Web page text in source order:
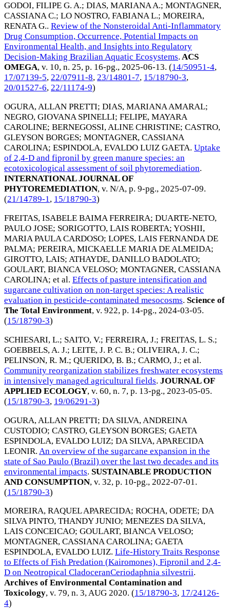
GODOI, FILIPE G. A.; DIAS, MARIANA A.; MONTAGNER,
CASSIANA C.; LO NOSTRO, FABIANA L.; MOREIRA,
RENATA G.. Review of the Nonsteroidal Anti-Inflammatory
Drug Consumption, Occurrence, Potential Impacts on
Environmental Health, and Insights into Regulatory
Decision-Making Brazilian Aquatic Ecosystems. ACS
OMEGA, v. 10, n. 25, p. 16-pg., 2025-06-13. (14/50951-4,
17/07139-5, 22/07911-8, 23/14801-7, 15/18790-3,
20/01527-6, 22/11174-9)
OGURA, ALLAN PRETTI; DIAS, MARIANA AMARAL;
NEGRO, GIOVANA SPINELLI; FELIPE, MAYARA
CAROLINE; BERNEGOSSI, ALINE CHRISTINE; CASTRO,
GLEYSON BORGES; MONTAGNER, CASSIANA
CAROLINA; ESPINDOLA, EVALDO LUIZ GAETA. Uptake
of 2,4-D and fipronil by green manure species: an
ecotoxicological assessment of soil phytoremediation.
INTERNATIONAL JOURNAL OF
PHYTOREMEDIATION, v. N/A, p. 9-pg., 2025-07-09.
(21/14789-1, 15/18790-3)
FREITAS, ISABELE BAIMA FERREIRA; DUARTE-NETO,
PAULO JOSE; SORIGOTTO, LAIS ROBERTA; YOSHII,
MARIA PAULA CARDOSO; LOPES, LAIS FERNANDA DE
PALMA; PEREIRA, MICKAELLE MARIA DE ALMEIDA;
GIROTTO, LAIS; ATHAYDE, DANILLO BADOLATO;
GOULART, BIANCA VELOSO; MONTAGNER, CASSIANA
CAROLINA; et al. Effects of pasture intensification and
sugarcane cultivation on non-target species: A realistic
evaluation in pesticide-contaminated mesocosms. Science of
The Total Environment, v. 922, p. 14-pg., 2024-03-05.
(15/18790-3)
SCHIESARI, L.; SAITO, V.; FERREIRA, J.; FREITAS, L. S.;
GOEBBELS, A. J.; LEITE, J. P. C. B.; OLIVEIRA, J. C.;
PELINSON, R. M.; QUERIDO, B. B.; CARMO, J.; et al.
Community reorganization stabilizes freshwater ecosystems
in intensively managed agricultural fields. JOURNAL OF
APPLIED ECOLOGY, v. 60, n. 7, p. 13-pg., 2023-05-05.
(15/18790-3, 19/06291-3)
OGURA, ALLAN PRETTI; DA SILVA, ANDREINA
CUSTODIO; CASTRO, GLEYSON BORGES; GAETA
ESPINDOLA, EVALDO LUIZ; DA SILVA, APARECIDA
LEONIR. An overview of the sugarcane expansion in the
state of Sao Paulo (Brazil) over the last two decades and its
environmental impacts. SUSTAINABLE PRODUCTION
AND CONSUMPTION, v. 32, p. 10-pg., 2022-07-01 .
(15/18790-3)
MOREIRA, RAQUEL APARECIDA; ROCHA, ODETE; DA
SILVA PINTO, THANDY JUNIO; MENEZES DA SILVA,
LAIS CONCEICAO; GOULART, BIANCA VELOSO;
MONTAGNER, CASSIANA CAROLINA; GAETA
ESPINDOLA, EVALDO LUIZ. Life-History Traits Response
to Effects of Fish Predation (Kairomones), Fipronil and 2,4-
D on Neotropical CladoceranCeriodaphnia silvestrii.
Archives of Environmental Contamination and
Toxicology, v. 79, n. 3,AUG 2020. (15/18790-3, 17/24126-
4)